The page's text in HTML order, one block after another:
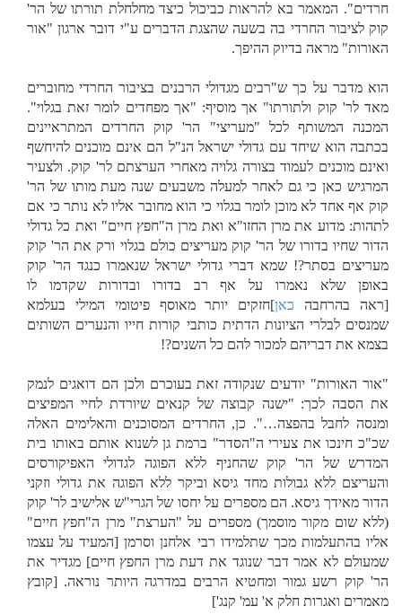
חרדים". המאמר בא להראות כביכול כיצד מחלחלת תורתו של הר'
קוק לציבור החרדי בה בשעה שהצגת הדברים ע"י דובר ארגון "אור
האורות" מראה בדיוק ההיפך.
הוא מדבר על כך ש"רבים מגדולי הרבנים בציבור החרדי מחוברים
מאד לר' קוק ולתורתו" אך מוסיף: "אך מפחדים לומר זאת בגלוי".
המכנה המשותף לכל "מעריצי" הר' קוק החרדים המתראיינים
בכתבה הוא שיחד עם גדולי ישראל הנ"ל הם אינם מוכנים להיחשף
ואינם מוכנים לעמוד בצורה גלויה מאחרי הערצתם לר' קוק. ולצעיר
המרגיש כאן כי גם לאחר למעלה משבעים שנה מעת מותו של הר'
קוק אף אחד לא מוכן לומר בגלוי כי הוא מחובר אליו לא נותר כי אם
לתהות: מדוע את מרן החזו"א ואת מרן ה"חפץ חיים" ואת כל גדולי
הדור שחיו בדורו של הר' קוק מעריצים כולם בגלוי ורק את הר' קוק
מעריצים בסתר?! שמא דברי גדולי ישראל שנאמרו כנגד הר' קוק
באופן שלא נאמרו על אף רב בדורו ובדורות שקדמו לו
[ראה בהרחבה כאן]חזקים יותר מאוסף פיטומי המילי בעלמא
שמנסים לבלרי הציונות הדתית כותבי קורות חייו והנערים השותים
בצמא את דבריהם למכור להם כל השנים?!
"אור האורות" יודעים שנקודה זאת בעוכרם ולכן הם דואגים לנמק
את הסבה לכך: "ישנה קבוצה של קנאים שיורדת לחיי המפיצים
ומנסה לחבל בהפצה…". כן, החרדים המסוכנים והאלימים האלה
שכ"כ חינכו את צעירי ה"הסדר" ברמת גן לשנוא אותם באותו בית
המדרש של הר' קוק שהחניף ללא הפוגה לגדולי האפיקורסים
והעריצם ללא גבולות מחד גיסא וביקר ללא הפוגה את גדולי וזקני
הדור מאידך גיסא. הם מספרים על יחסו של הגרי"ש אלישיב לר' קוק
(ללא שום מקור מוסמך) מספרים על "הערצת" מרן ה"חפץ חיים"
אליו בהתעלמות מכך שתלמידו רבי אלחנן וסרמן [המעיד על עצמו
שמעולם לא אמר דבר שנוגד את דעת מרן החפץ חיים] מגדיר את
הר' קוק רשע גמור ומחטיא הרבים במדרגה היותר נוראה. [קובץ
מאמרים ואגרות חלק א' עמ' קנג']